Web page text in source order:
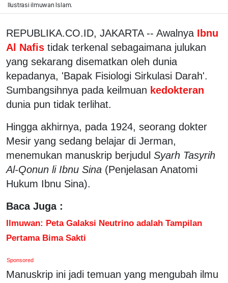
Ilustrasi ilmuwan Islam.
REPUBLIKA.CO.ID, JAKARTA -- Awalnya Ibnu
Al Nafis tidak terkenal sebagaimana julukan
yang sekarang disematkan oleh dunia
kepadanya, 'Bapak Fisiologi Sirkulasi Darah'.
Sumbangsihnya pada keilmuan kedokteran
dunia pun tidak terlihat.
Hingga akhirnya, pada 1924, seorang dokter
Mesir yang sedang belajar di Jerman,
menemukan manuskrip berjudul Syarh Tasyrih
Al-Qonun li Ibnu Sina (Penjelasan Anatomi
Hukum Ibnu Sina).
Baca Juga :
Ilmuwan: Peta Galaksi Neutrino adalah Tampilan
Pertama Bima Sakti
Sponsored
Manuskrip ini jadi temuan yang mengubah ilmu